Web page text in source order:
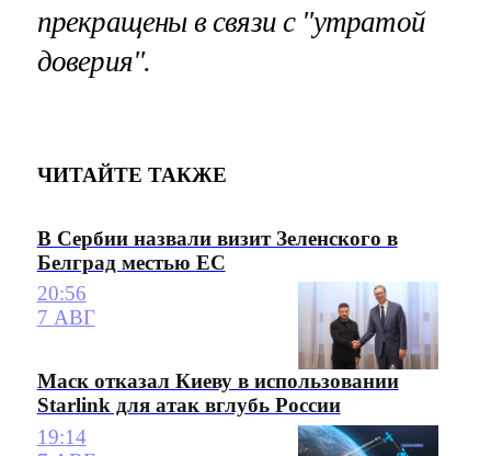
прекращены в связи с "утратой
доверия".
ЧИТАЙТЕ ТАКЖЕ
В Сербии назвали визит Зеленского в
Белград местью ЕС
20:56
7 АВГ
Маск отказал Киеву в использовании
Starlink для атак вглубь России
19:14